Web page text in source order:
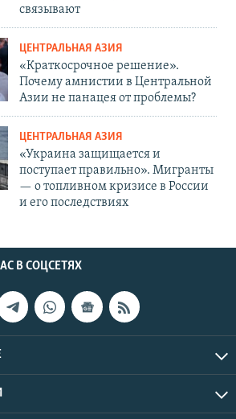
связывают
ЦЕНТРАЛЬНАЯ АЗИЯ
«Краткосрочное решение».
Почему амнистии в Центральной
Азии не панацея от проблемы?
ЦЕНТРАЛЬНАЯ АЗИЯ
«Украина защищается и
поступает правильно». Мигранты
— о топливном кризисе в России
и его последствиях
В СОЦСЕТЯХ